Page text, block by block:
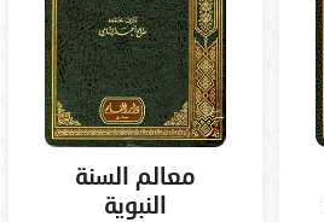
معالم السنة
النبوية